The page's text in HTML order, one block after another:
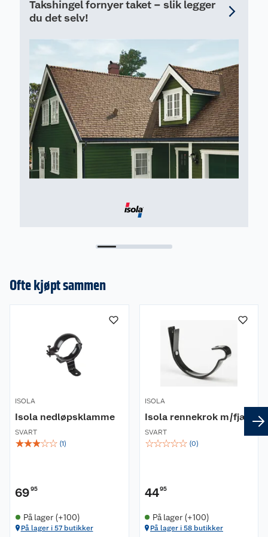
Takshingel fornyer taket – slik legger
du det selv!
Ofte kjøpt sammen
ISOLA
Isola nedløpsklamme
SVART
☆☆☆☆☆ (1)
6995
På lager (+100)
På lager i 57 butikker
ISOLA
Isola rennekrok m/fjær
SVART
☆☆☆☆☆ (0)
4495
På lager (+100)
På lager i 58 butikker